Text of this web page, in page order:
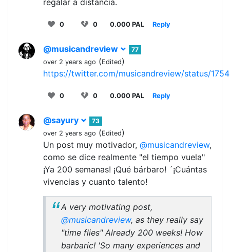
0 0 0.000 PAL Reply
@musicandreview
77
over 2 years ago (Edited)
https://twitter.com/musicandreview/status/
0 0 0.000 PAL Reply
@sayury
73
over 2 years ago (Edited)
Un post muy motivador, @musicandreview,
como se dice realmente "el tiempo vuela"
¡Ya 200 semanas! ¡Qué bárbaro! ´¡Cuántas
vivencias y cuanto talento!
A very motivating post,
@musicandreview, as they really say
"time flies" Already 200 weeks! How
barbaric! 'So many experiences and